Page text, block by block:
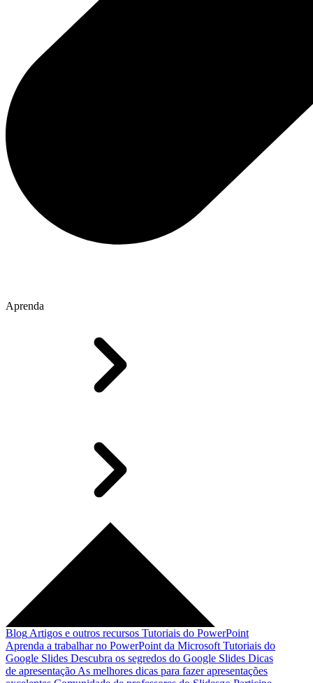
Aprenda
Blog Artigos e outros recursos Tutoriais do PowerPoint
Aprenda a trabalhar no PowerPoint da Microsoft Tutoriais do
Google Slides Descubra os segredos do Google Slides Dicas
de apresentação As melhores dicas para fazer apresentações